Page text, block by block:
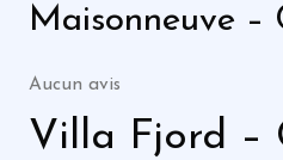
Maisonneuve –
Aucun avis
Villa Fjord –